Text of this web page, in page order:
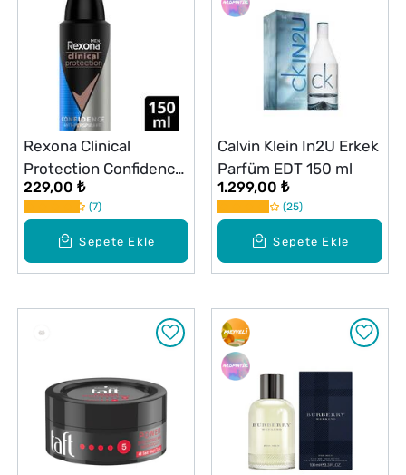
Sepete Ekle
Rexona Clinical
Protection Confidence
Erkek Deodorant 150
ml
229,00 ₺
7
Sepete Ekle
Calvin Klein In2U Erkek
Parfüm EDT 150 ml
1.299,00 ₺
25